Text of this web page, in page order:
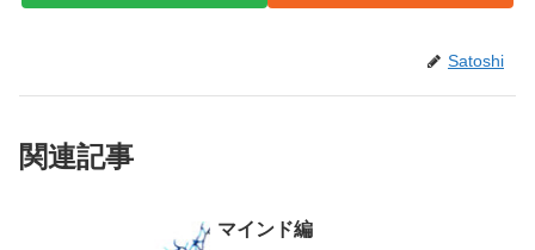
Satoshi
関連記事
マインド編